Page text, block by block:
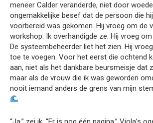
meneer Calder veranderde, niet door
ongemakkelijke besef dat de persoon die
voorbereid was gekomen. Hij vroeg om de
workshop. Ik overhandigde ze. Hij vroeg
De systeembeheerder liet het zien. Hij
toe te voegen. Voor het eerst die ochtend
aan, niet als het dankbare beursmeisje dat
maar als de vrouw die ik was geworden
nooit iemand anders de grens van mijn